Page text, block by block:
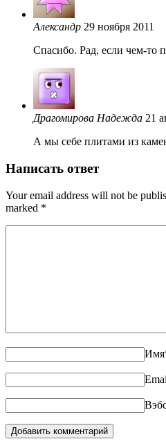
Александр 29 ноября 2011
Спасибо. Рад, если чем-то
Драгомирова Надежда 21
А мы себе плитами из
Написать ответ
Your email address will not be
marked *
Имя